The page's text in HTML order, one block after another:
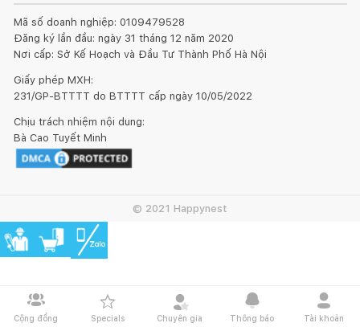
Cộng đồng Specials Chuyên gia Thông báo Tài khoản
Mã số doanh nghiệp: 0109479528
Đăng ký lần đầu: ngày 31 tháng 12 năm 2020
Nơi cấp: Sở Kế Hoạch và Đầu Tư Thành Phố Hà Nội
Giấy phép MXH:
231/GP-BTTTT do BTTTT cấp ngày 10/05/2022
Chịu trách nhiệm nội dung:
Bà Cao Tuyết Minh
© 2021 Happynest